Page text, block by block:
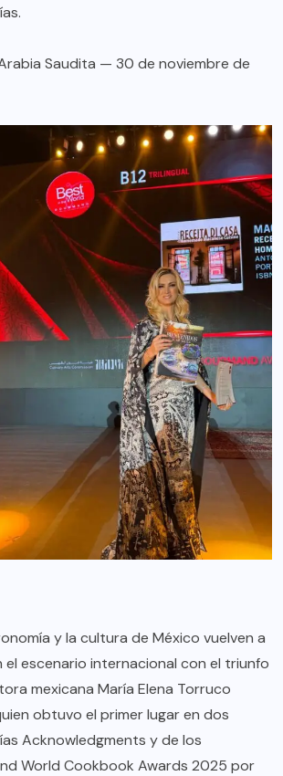
Saudita — 30 de noviembre de
y la cultura de México vuelven a
el escenario internacional con el triunfo
mexicana María Elena Torruco
obtuvo el primer lugar en dos
Acknowledgments y de los
World Cookbook Awards 2025 por